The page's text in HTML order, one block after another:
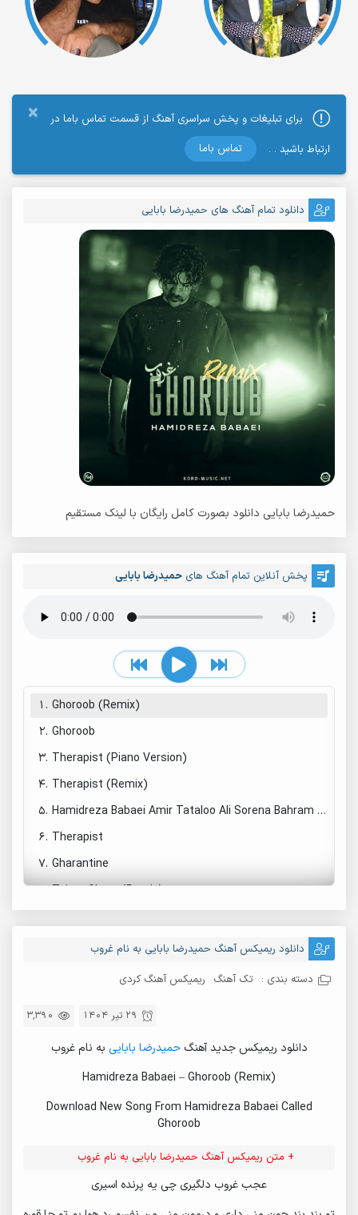
×
برای تبلیغات و پخش سراسری آهنگ از قسمت تماس باما در
ارتباط باشید . .
تماس باما
دانلود تمام آهنگ های حمیدرضا بابایی
حمیدرضا بابایی دانلود بصورت کامل رایگان با لینک مستقیم
پخش آنلاین تمام آهنگ های حمیدرضا بابایی
1. Ghoroob (Remix)
2. Ghoroob
3. Therapist (Piano Version)
4. Therapist (Remix)
5.
Hamidreza Babaei Amir Tataloo Ali Sorena Bahram Reza Pishro Shayea - Therapist (Remix)
6. Therapist
7. Gharantine
8. Tajere Gham (Remix)
Asir (Remix)
13. Gomshodeh
14. Dam Gilasi
Nadari
16. Tajer Gham (Piano Version)
Puzzle Marg
20.
Bakht Siah
دانلود ریمیکس آهنگ حمیدرضا بابایی به نام غروب
دسته بندی : تک آهنگ ریمیکس آهنگ کردی
3,390 29 تیر 1404
دانلود ریمیکس جدید آهنگحمیدرضا بابایی به نام غروب
Hamidreza Babaei – Ghoroob (Remix)
Download New Song From Hamidreza Babaei Called
Ghoroob
+ متن ریمیکس آهنگ حمیدرضا بابایی به نام غروب
عجب غروب دلگیری چی یه پرنده اسیری